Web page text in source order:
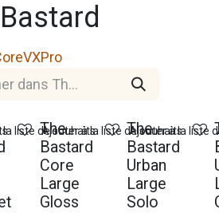
VXPro
Nouveau !
The
Bastard
Core
Large
Gloss
liste de souhaits
The
Bastard
Urban
Large
Solo
Ajouter à la liste de souhaits
Ajouter à la liste